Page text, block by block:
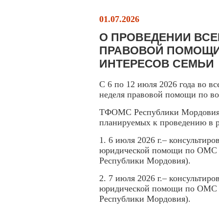
01.07.2026
О ПРОВЕДЕНИИ
ПРАВОВОЙ
ИНТЕРЕСОВ СЕМЬИ
С 6 по 12 июля 2026 года во
неделя правовой помощи по
ТФОМС Республики Мордовия
планируемых к проведению в
1. 6 июля 2026 г.–
юридической помощи по
Республики Мордовия).
2. 7 июля 2026 г.–
юридической помощи по
Республики Мордовия).